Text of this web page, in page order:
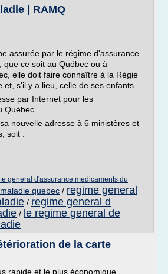
| RAMQ
assurée par le régime d'assurance
que ce soit au Québec ou à
elle doit faire connaître à la Régie
et, s'il y a lieu, celle de ses enfants.
par Internet pour les
Québec
nouvelle adresse à 6 ministères et
soit :
general d'assurance medicaments du
quebec / regime general
/ regime general d
/ le regime general de
de la carte
rapide et le plus économique.